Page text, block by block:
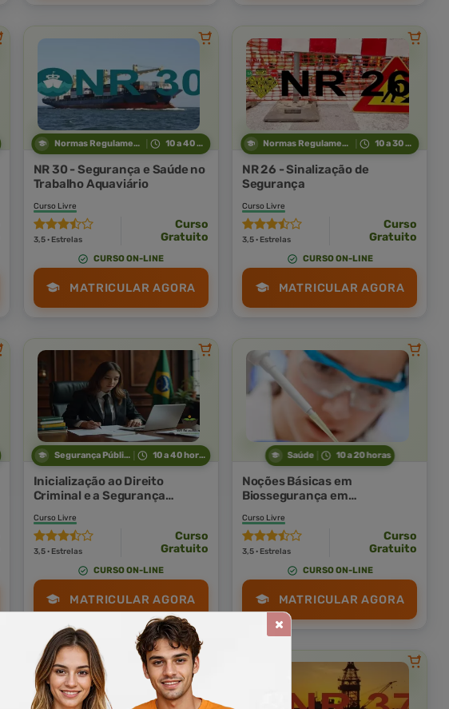
Normas Regulamentadoras 10 a 40 horas
NR 30 - Segurança e Saúde no
Trabalho Aquaviário
Curso Livre
3,5 · Estrelas
Curso
Gratuito
CURSO ON-LINE
MATRICULAR AGORA
Normas Regulamentadoras 10 a 30 horas
NR 26 - Sinalização de
Segurança
Curso Livre
3,5 · Estrelas
Curso
Gratuito
CURSO ON-LINE
MATRICULAR AGORA
Segurança Pública 10 a 40 horas
Inicialização ao Direito
Criminal e a Segurança
Curso Livre
3,5 · Estrelas
Curso
Gratuito
CURSO ON-LINE
MATRICULAR AGORA
Saúde 10 a 20 horas
Noções Básicas em
Biossegurança em
Curso Livre
3,5 · Estrelas
Curso
Gratuito
CURSO ON-LINE
MATRICULAR AGORA